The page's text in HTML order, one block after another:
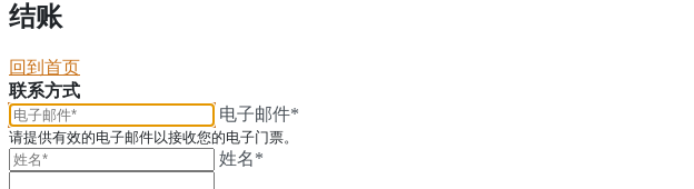
结账
回到首页
联系方式
电子邮件*
请提供有效的电子邮件以接收您的电子门票。
姓名*